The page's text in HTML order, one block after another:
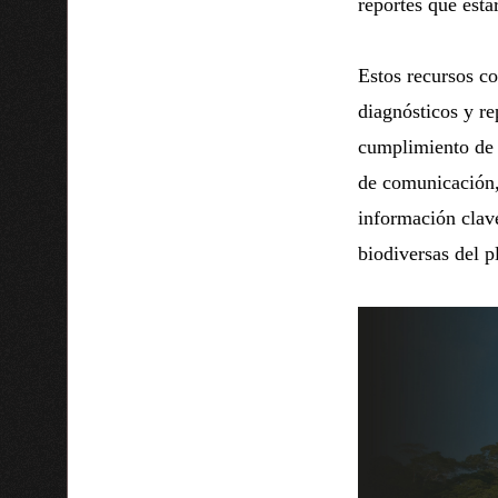
Estos recursos
diagnósticos y
cumplimiento
de
información
biodiversas del